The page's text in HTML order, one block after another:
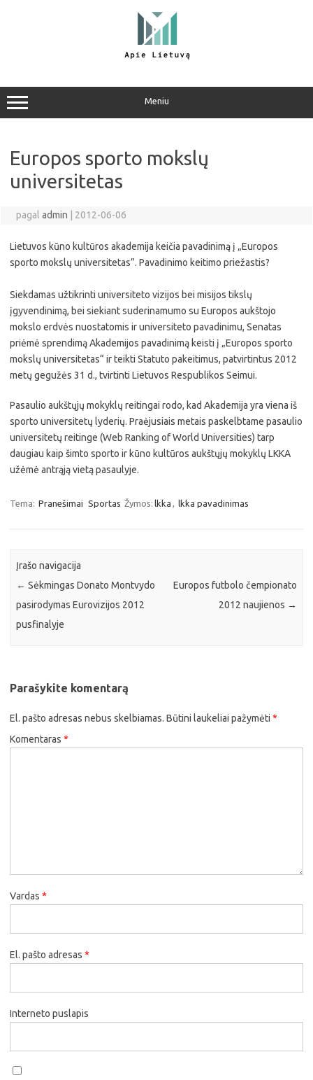
Meniu
Europos sporto mokslų
universitetas
pagal admin 2012-06-06
Lietuvos kūno kultūros akademija keičia pavadinimą į „Europos
sporto mokslų universitetas”. Pavadinimo keitimo priežastis?
Siekdamas užtikrinti universiteto vizijos bei misijos tikslų
įgyvendinimą, bei siekiant suderinamumo su Europos aukštojo
mokslo erdvės nuostatomis ir universiteto pavadinimu, Senatas
priėmė sprendimą Akademijos pavadinimą keisti į „Europos sporto
mokslų universitetas“ ir teikti Statuto pakeitimus, patvirtintus 2012
metų gegužės 31 d., tvirtinti Lietuvos Respublikos Seimui.
Pasaulio aukštųjų mokyklų reitingai rodo, kad Akademija yra viena iš
sporto universitetų lyderių. Praėjusiais metais paskelbtame pasaulio
universitetų reitinge (Web Ranking of World Universities) tarp
daugiau kaip šimto sporto ir kūno kultūros aukštųjų mokyklų LKKA
užėmė antrąją vietą pasaulyje.
Tema: Pranešimai Sportas Žymos: lkka , lkka pavadinimas
Įrašo navigacija
← Sėkmingas Donato Montvydo
pasirodymas Eurovizijos 2012
pusfinalyje
Europos futbolo čempionato
2012 naujienos →
Parašykite komentarą
El. pašto adresas nebus skelbiamas. Būtini laukeliai pažymėti *
Komentaras *
Vardas *
El. pašto adresas *
Interneto puslapis